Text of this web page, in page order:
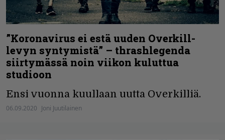
”Koronavirus ei estä uuden Overkill-
levyn syntymistä” – thrashlegenda
siirtymässä noin viikon kuluttua
studioon
Ensi vuonna kuullaan uutta Overkilliä.
06.09.2020 Joni Juutilainen